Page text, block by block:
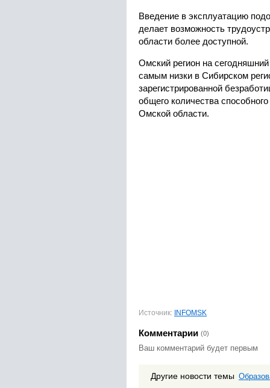
Введение в эксплуатацию
делает возможность
области более доступной.
Омский регион на
самым низки в Сибирском
зарегистрированной
общего количества
Омской области.
Источник: INFOMSK
Комментарии (0)
Ваш комментарий будет первым
Другие новости темы